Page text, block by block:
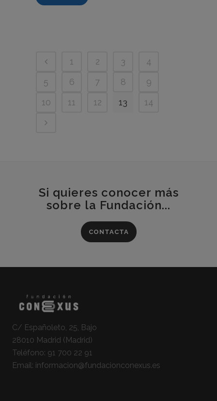
1 2 3
4
5
6 7 8
9
10
11 12 13 14
Si quieres conocer más
sobre la Fundación...
CONTACTA
C/ Españoleto, 25, Bajo
28010 Madrid (Madrid)
Teléfono: 91 700 22 91
Email: informacion@fundacionconexus.es